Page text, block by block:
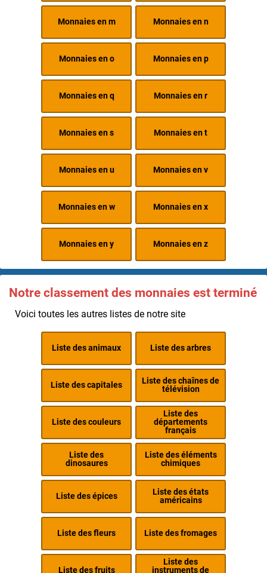
Monnaies en m Monnaies en n
Monnaies en o Monnaies en p
Monnaies en q Monnaies en r
Monnaies en s Monnaies en t
Monnaies en u Monnaies en v
Monnaies en w Monnaies en x
Monnaies en y Monnaies en z
Notre classement des monnaies est terminé
Voici toutes les autres listes de notre site
Liste des animaux Liste des arbres
Liste des capitales
Liste des chaînes de
télévision
Liste des couleurs
Liste des
départements
français
Liste des
dinosaures
Liste des éléments
chimiques
Liste des épices
Liste des états
américains
Liste des fleurs Liste des fromages
Liste des fruits
Liste des
instruments de